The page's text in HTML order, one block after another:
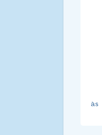
às